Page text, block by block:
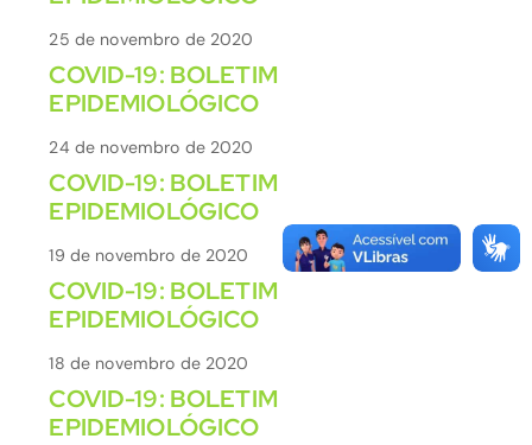
25 de novembro de 2020
COVID-19: BOLETIM
EPIDEMIOLÓGICO
24 de novembro de 2020
COVID-19: BOLETIM
EPIDEMIOLÓGICO
19 de novembro de 2020
COVID-19: BOLETIM
EPIDEMIOLÓGICO
18 de novembro de 2020
COVID-19: BOLETIM
EPIDEMIOLÓGICO